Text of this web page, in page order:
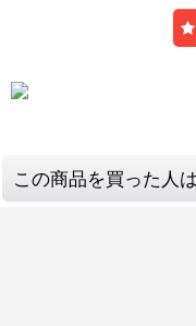
この商品を買った人